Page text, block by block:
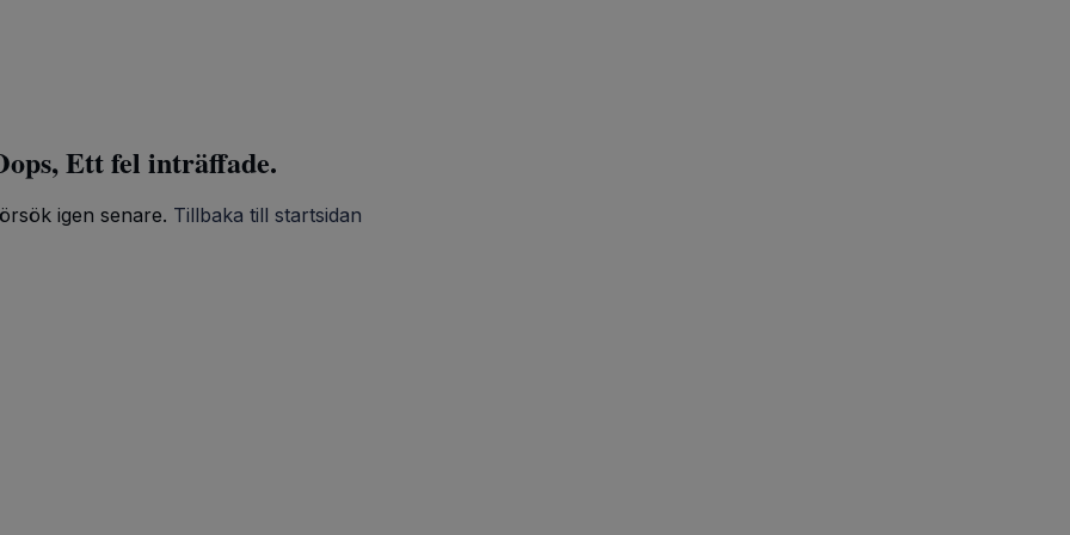
Ett fel inträffade.
igen senare. Tillbaka till startsidan